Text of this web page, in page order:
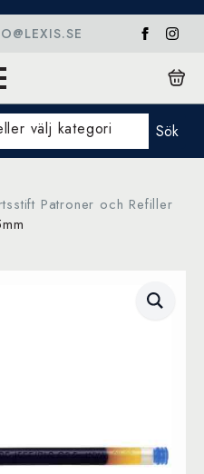
välj kategori Sök
Patroner och Refiller